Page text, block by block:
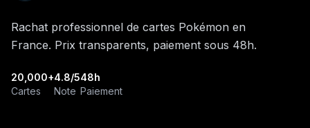
Rachat professionnel de cartes Pokémon en
France. Prix transparents, paiement sous 48h.
20,000+
Cartes
4.8/5
Note
48h
Paiement